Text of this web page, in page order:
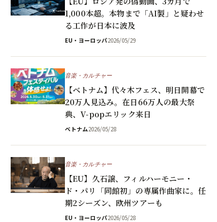
1,000本超。本物まで「AI製」と疑わせ
る工作が日本に波及
EU・ヨーロッパ2026/05/29
音楽・カルチャー
【ベトナム】代々木フェス、明日開幕で
20万人見込み。在日66万人の最大祭
典、V-popエリック来日
ベトナム2026/05/28
音楽・カルチャー
【EU】久石譲、フィルハーモニー・
ド・パリ「同館初」の専属作曲家に。任
期2シーズン、欧州ツアーも
EU・ヨーロッパ2026/05/28